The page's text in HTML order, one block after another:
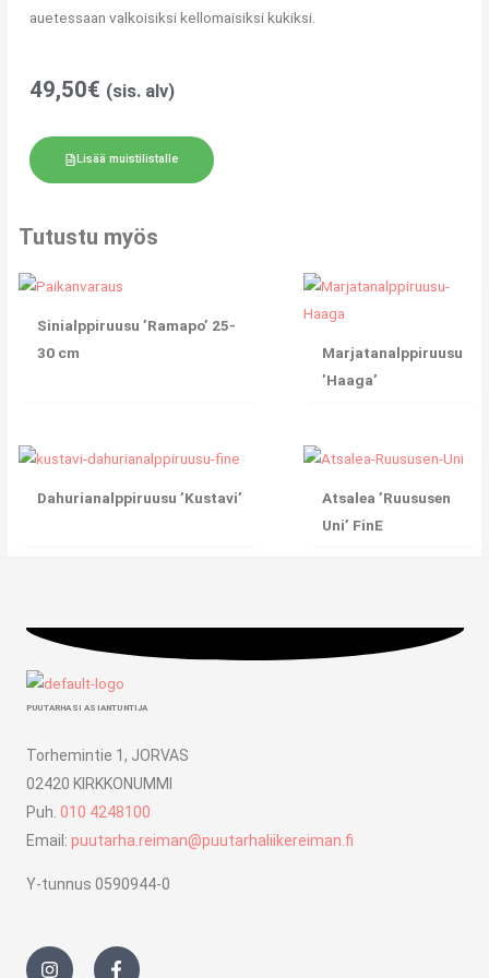
auetessaan valkoisiksi kellomaisiksi kukiksi.
49,50€ (sis. alv)
Lisää muistilistalle
Tutustu myös
Sinialppiruusu ’Ramapo’ 25-
30 cm
Marjatanalppiruusu
’Haaga’
Dahurianalppiruusu ’Kustavi’
Atsalea ’Ruususen
Uni’ FinE
PUUTARHASI ASIANTUNTIJA
Torhemintie 1, JORVAS
02420 KIRKKONUMMI
Puh. 010 4248100
Email: puutarha.reiman@puutarhaliikereiman.fi
Y-tunnus 0590944-0
I
n
F
a